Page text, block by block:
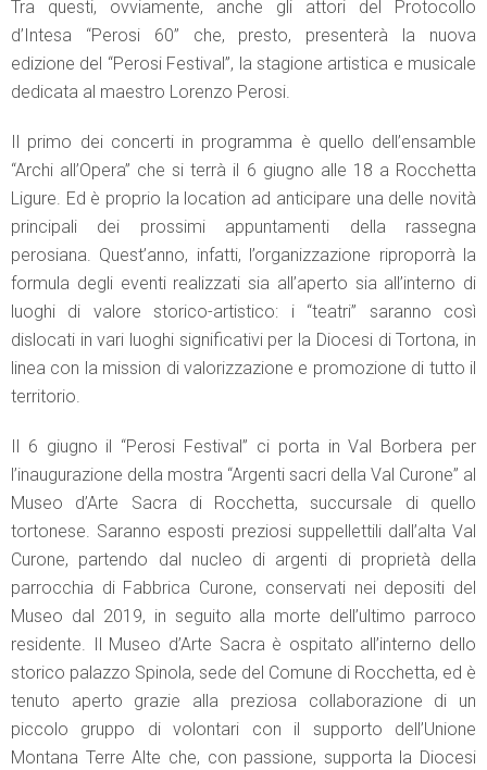
Tra questi, ovviamente, anche gli attori del Protocollo
d’Intesa “Perosi 60” che, presto, presenterà la nuova
edizione del “Perosi Festival”, la stagione artistica e musicale
dedicata al maestro Lorenzo Perosi.
Il primo dei concerti in programma è quello dell’ensamble
“Archi all’Opera” che si terrà il 6 giugno alle 18 a Rocchetta
Ligure. Ed è proprio la location ad anticipare una delle novità
principali dei prossimi appuntamenti della rassegna
perosiana. Quest’anno, infatti, l’organizzazione riproporrà la
formula degli eventi realizzati sia all’aperto sia all’interno di
luoghi di valore storico-artistico: i “teatri” saranno così
dislocati in vari luoghi significativi per la Diocesi di Tortona, in
linea con la mission di valorizzazione e promozione di tutto il
territorio.
Il 6 giugno il “Perosi Festival” ci porta in Val Borbera per
l’inaugurazione della mostra “Argenti sacri della Val Curone” al
Museo d’Arte Sacra di Rocchetta, succursale di quello
tortonese. Saranno esposti preziosi suppellettili dall’alta Val
Curone, partendo dal nucleo di argenti di proprietà della
parrocchia di Fabbrica Curone, conservati nei depositi del
Museo dal 2019, in seguito alla morte dell’ultimo parroco
residente. Il Museo d’Arte Sacra è ospitato all’interno dello
storico palazzo Spinola, sede del Comune di Rocchetta, ed è
tenuto aperto grazie alla preziosa collaborazione di un
piccolo gruppo di volontari con il supporto dell’Unione
Montana Terre Alte che, con passione, supporta la Diocesi